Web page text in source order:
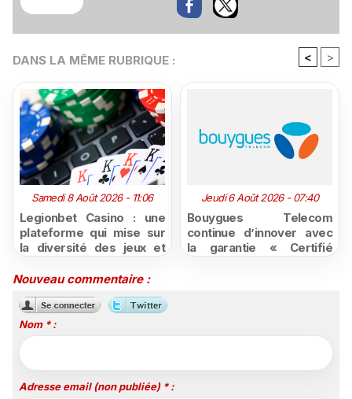
DANS LA MÊME RUBRIQUE : < >
Samedi 8 Août 2026 - 11:06
Legionbet Casino : une
plateforme qui mise sur
la diversité des jeux et
attractives
Jeudi 6 Août 2026 - 07:40
Bouygues Telecom
continue d’innover avec
la garantie « Certifié
Nouveau commentaire :
Nom * :
Adresse email (non publiée) * :